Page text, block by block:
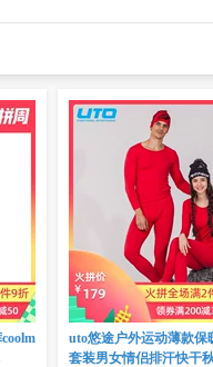
uto悠途户外运动薄款保
套装男女情侣排汗快干